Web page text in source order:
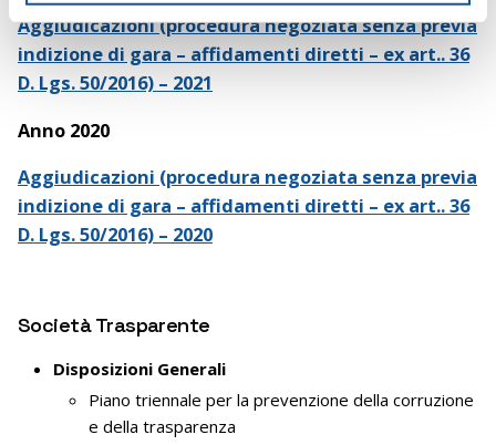
o
Società Trasparente
Disposizioni Generali
Piano triennale per la prevenzione della corruzione
e della trasparenza
Aggiudicazioni (procedura negoziata senza previa
indizione di gara – affidamenti diretti – ex art.. 36
D. Lgs. 50/2016) – 2021
Anno 2020
Aggiudicazioni (procedura negoziata senza previa
indizione di gara – affidamenti diretti – ex art.. 36
D. Lgs. 50/2016) – 2020